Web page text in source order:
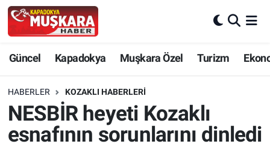
Güncel Kapadokya Muşkara Özel Turizm
HABERLER KOZAKLI HABERLERI
NESBİR heyeti Kozaklı
esnafının sorunlarını dinledi
Güncel
SEÇİM
Muşkara Özel
Nevşehir Hava Durumu
Nevşehir Trafik Yoğunluk Haritası
Süper Lig Puan Durumu ve Fikstür